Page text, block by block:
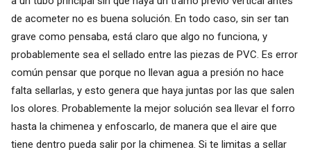
de acometer no es buena solución. En todo caso, sin ser tan
grave como pensaba, está claro que algo no funciona, y
probablemente sea el sellado entre las piezas de PVC. Es error
común pensar que porque no llevan agua a presión no hace
falta sellarlas, y esto genera que haya juntas por las que salen
los olores. Probablemente la mejor solución sea llevar el forro
hasta la chimenea y enfoscarlo, de manera que el aire que
tiene dentro pueda salir por la chimenea. Si te limitas a sellar